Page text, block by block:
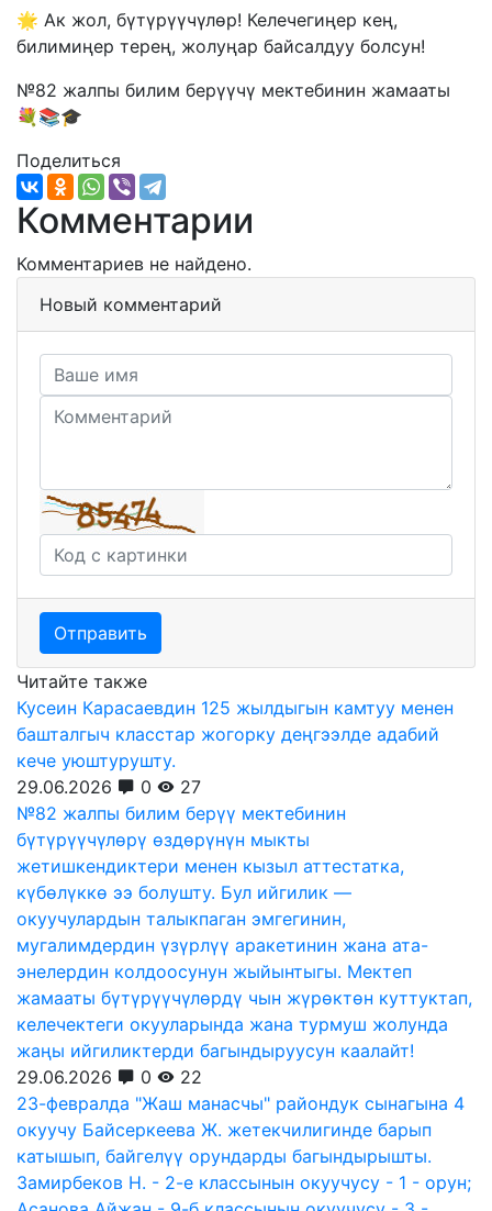
🌟 Ак жол, бүтүрүүчүлөр! Келечегиңер кең,
билимиңер терең, жолуңар байсалдуу болсун!
№82 жалпы билим берүүчү мектебинин жамааты
💐📚🎓
Поделиться
Комментарии
Комментариев не найдено.
Новый комментарий
Отправить
Читайте также
Кусеин Карасаевдин 125 жылдыгын камтуу менен
башталгыч класстар жогорку деңгээлде адабий
кече уюштурушту.
29.06.2026
0
27
№82 жалпы билим берүү мектебинин
бүтүрүүчүлөрү өздөрүнүн мыкты
жетишкендиктери менен кызыл аттестатка,
күбөлүккө ээ болушту. Бул ийгилик —
окуучулардын талыкпаган эмгегинин,
мугалимдердин үзүрлүү аракетинин жана ата-
энелердин колдоосунун жыйынтыгы. Мектеп
жамааты бүтүрүүчүлөрдү чын жүрөктөн куттуктап,
келечектеги окууларында жана турмуш жолунда
жаңы ийгиликтерди багындыруусун каалайт!
29.06.2026
0
22
23-февралда "Жаш манасчы" райондук сынагына 4
окуучу Байсеркеева Ж. жетекчилигинде барып
катышып, байгелүү орундарды багындырышты.
Замирбеков Н. - 2-е классынын окуучусу - 1 - орун;